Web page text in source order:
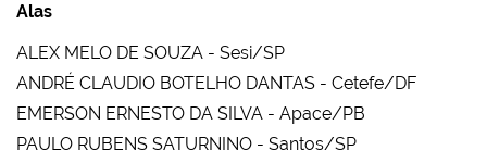
Alas
ALEX MELO DE SOUZA - Sesi/SP
ANDRÉ CLAUDIO BOTELHO DANTAS - Cetefe/DF
EMERSON ERNESTO DA SILVA - Apace/PB
PAULO RUBENS SATURNINO - Santos/SP